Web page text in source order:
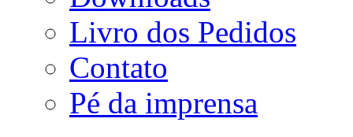
Livro dos Pedidos
Contato
Pé da imprensa